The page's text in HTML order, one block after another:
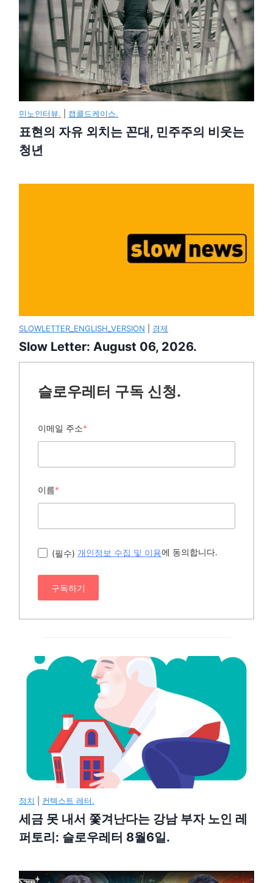
민노인터뷰. 캡콜드케이스.
표현의 자유 외치는 꼰대, 민주주의 비웃는
청년
SLOWLETTER_ENGLISH_VERSION 경제
Slow Letter: August 06, 2026.
슬로우레터 구독 신청.
이메일 주소*
이름*
(필수) 개인정보 수집 및 이용에 동의합니다.
구독하기
정치 컨텍스트 레터.
세금 못 내서 쫓겨난다는 강남 부자 노인 레
퍼토리: 슬로우레터 8월6일.